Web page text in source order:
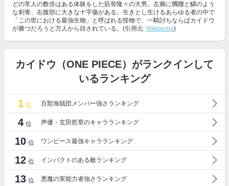
どの常人の数倍はある体躯をした筋骨隆々の大男。左腕に髑髏と鱗のよう
な刺青、右腹部に大きな十字傷がある。生きとし生けるあらゆる者の中で
「この世における最強生物」と呼ばれる怪物で、一騎討ちならばカイドウ
が勝つだろうと万人から目されている。(引用元: Wikipedia)
カイドウ（ONE PIECE）がランクインして
いるランキング
1 位 百獣海賊団メンバー強さランキング
4 位 声優・玄田哲章のキャラランキング
10 位 ワンピース最強キャラランキング
12 位 インパクトのある敵ランキング
13 位 悪魔の実能力者強さランキング